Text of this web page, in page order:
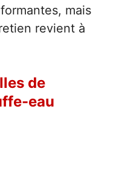
mais
revient à
de
eau